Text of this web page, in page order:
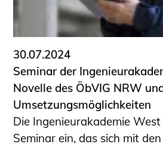
30.07.2024
Seminar der
Novelle des ÖbVIG NRW
Umsetzungsmöglichkeiten
Die Ingenieurakademie
Seminar ein, das sich mit